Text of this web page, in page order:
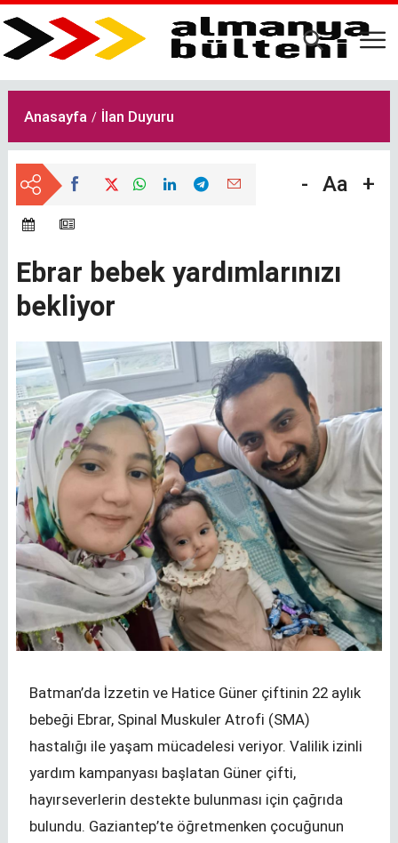
Ana
içeriğe
Anasayfa İlan Duyuru
- Aa +
Ebrar bebek yardımlarınızı
bekliyor
Batman’da İzzetin ve Hatice Güner çiftinin 22 aylık
bebeği Ebrar, Spinal Muskuler Atrofi (SMA)
hastalığı ile yaşam mücadelesi veriyor. Valilik izinli
yardım kampanyası başlatan Güner çifti,
hayırseverlerin destekte bulunması için çağrıda
bulundu. Gaziantep’te öğretmenken çocuğunun